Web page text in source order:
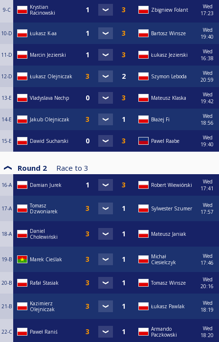
9-C
Krystian
Racinowski
Zbigniew Folant
Wed
17:23
10-D Łukasz K-aa Bartosz Winsze
Wed
19:40
11-D Marcin Jezierski Łukasz Jezierski
Wed
16:38
12-D Łukasz Olejniczak Szymon Leboda
Wed
20:59
13-E Vladyslava Nechp Mateusz Klaska
Wed
19:42
14-E Jakub Olejniczak Błażej Fi
Wed
18:56
15-E Dawid Sucharski Pawel Raabe
Wed
19:40
Round 2 Race to 3
16-A Damian Jurek Robert Wiewiórski
Wed
17:41
17-A
Tomasz
Dzwoniarek
Sylwester Szumer
Wed
17:57
18-A
Daniel
Cholewiński
Mateusz Janiak
19-B Marek Cieślak
Michał
Ciesielczyk
Wed
17:46
20-B Rafał Stasiak Tomasz Winsze
Wed
20:16
21-B
Kazimierz
Olejniczak
Łukasz Pawlak
Wed
18:19
22-C Paweł Raniś
Armando
Paczkowski
Wed
18:20